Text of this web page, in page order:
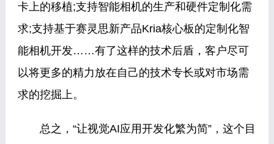
卡上的移植;支持智能相机的生产和硬件定制化需
求;支持基于赛灵思新产品Kria核心板的定制化智
能相机开发……有了这样的技术后盾，客户尽可
以将更多的精力放在自己的技术专长或对市场需
求的挖掘上。
总之，“让视觉AI应用开发化繁为简”，这个目